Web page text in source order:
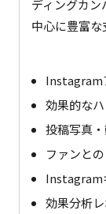
ディングカ
中心に豊富な
Instagram
効果的な
投稿写真
ファンと
Instagram
効果分析